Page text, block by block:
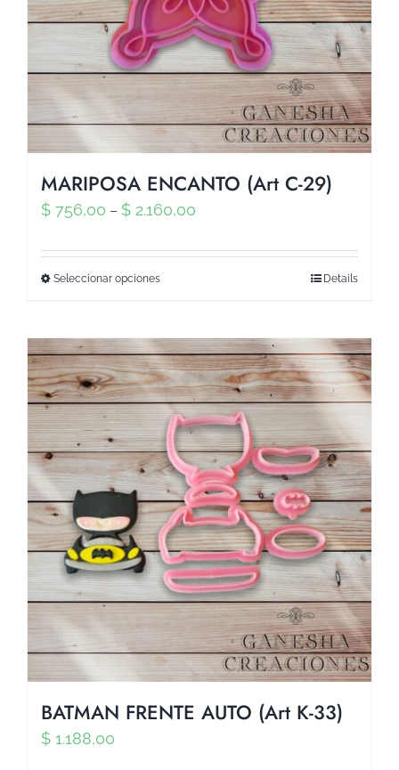
MARIPOSA ENCANTO (Art C-29)
$ 756,00 – $ 2.160,00
Seleccionar opciones Details
BATMAN FRENTE AUTO (Art K-33)
$ 1.188,00